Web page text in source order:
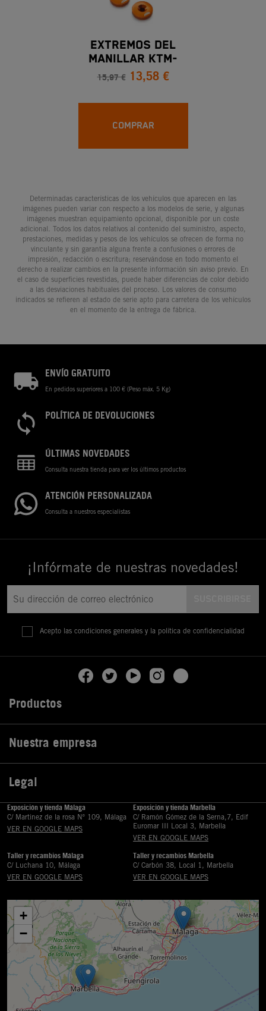
EXTREMOS DEL
MANILLAR KTM-
NARANJAS
15,97 € 13,58 €
COMPRAR
Determinadas características de los vehículos que aparecen en las
imágenes pueden variar con respecto a los modelos de serie, y algunas
imágenes muestran equipamiento opcional, disponible por un coste
adicional. Todos los datos relativos al contenido del suministro, aspecto,
prestaciones, medidas y pesos de los vehículos se ofrecen de forma no
vinculante y sin garantía alguna frente a confusiones o errores de
impresión, redacción o escritura; reservándose en todo momento el
derecho a realizar cambios en la presente información sin aviso previo. En
el caso de superficies revestidas, puede haber diferencias de color debido
a las desviaciones habituales del proceso. Los valores de consumo
indicados se refieren al estado de serie apto para carretera de los vehículos
en el momento de la entrega de fábrica.
ENVÍO GRATUITO
En pedidos superiores a 100 € (Peso máx. 5 Kg)
POLÍTICA DE DEVOLUCIONES
ÚLTIMAS NOVEDADES
Consulta nuestra tienda para ver los últimos productos
ATENCIÓN PERSONALIZADA
Consulta a nuestros especialistas
¡Infórmate de nuestras novedades!
Acepto las condiciones generales y la política de confidencialidad
Productos
Nuestra empresa
Legal
Exposición y tienda Málaga
C/ Martinez de la rosa Nº 109, Málaga
VER EN GOOGLE MAPS
Exposición y tienda Marbella
C/ Ramón Gómez de la Serna,7, Edif
Euromar III Local 3, Marbella
VER EN GOOGLE MAPS
Taller y recambios Málaga
C/ Luchana 10, Málaga
VER EN GOOGLE MAPS
Taller y recambios Marbella
C/ Carbón 38, Local 1, Marbella
VER EN GOOGLE MAPS
+
−